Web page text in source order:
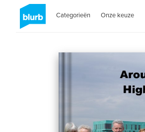
Categorieën Onze keuze